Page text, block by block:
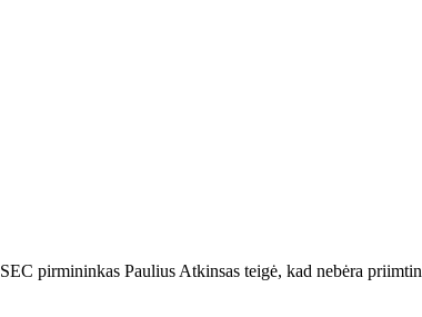
SEC pirmininkas Paulius Atkinsas teigė, kad nebėra